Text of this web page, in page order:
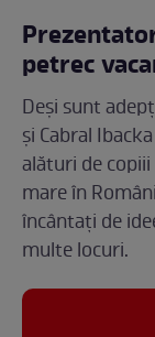
petrec
Deși sunt
și Cabral
alături de copiii
mare în
încântați de
multe locuri.